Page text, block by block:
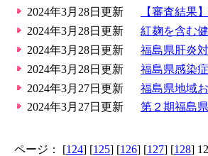
2024年3月28日更新
【審査結果
2024年3月28日更新
紅麹を含む
2024年3月28日更新
福島県肝炎
2024年3月28日更新
福島県感染
2024年3月27日更新
福島県地域
2024年3月27日更新
第２期福島
ページ： [124] [125] [126] [127] [128]